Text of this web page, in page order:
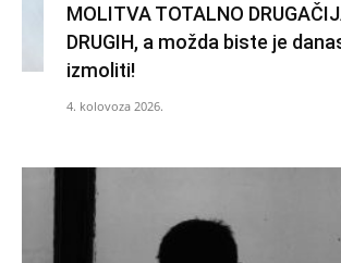
MOLITVA TOTALNO
DRUGIH, a možda biste je
izmoliti!
4. kolovoza 2026.